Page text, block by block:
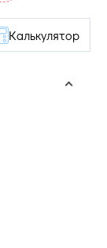
Калькулятор